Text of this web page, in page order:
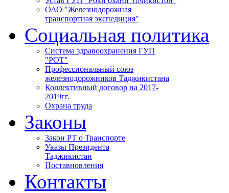
ОАО "Железнодорожная
транспортная экспедиция"
Социальная политика
Система здравоохранения ГУП
"РОТ"
Профессиональный союз
железнодорожников Таджикистана
Коллективный договор на 2017-
2019гг.
Охрана труда
Законы
Закон РТ о Транспорте
Указы Президента
Таджикистан
Поставновления
Контакты